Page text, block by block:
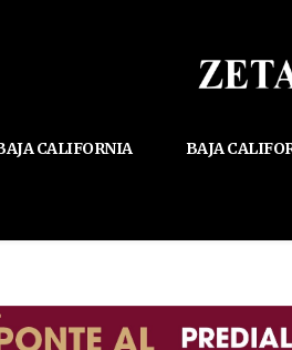
CALIFORNIA BAJA